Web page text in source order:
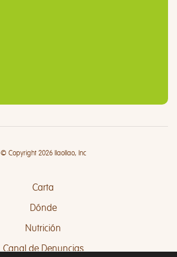
© Copyright 2026 llaollao, Inc
Carta
Dónde
Nutrición
Canal de Denuncias